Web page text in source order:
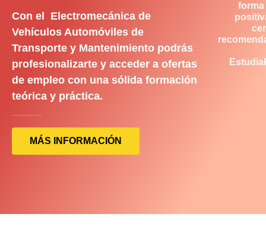
Con el Electromecánica de
Vehículos Automóviles de
Transporte y Mantenimiento podrás
profesionalizarte y acceder a ofertas
de empleo con una sólida formación
teórica y práctica.
MÁS INFORMACIÓN